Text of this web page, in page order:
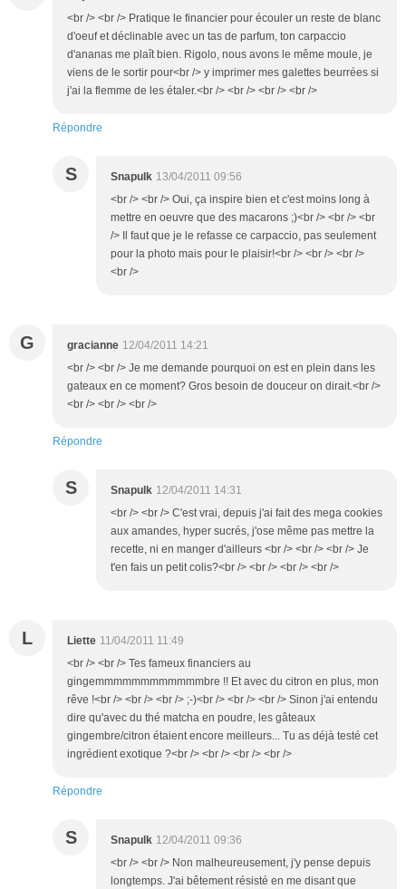
<br /> <br /> Pratique le financier pour écouler un reste de blanc
d'oeuf et déclinable avec un tas de parfum, ton carpaccio
d'ananas me plaît bien. Rigolo, nous avons le même moule, je
viens de le sortir pour<br /> y imprimer mes galettes beurrées si
j'ai la flemme de les étaler.<br /> <br /> <br /> <br />
Répondre
S Snapulk 13/04/2011 09:56
<br /> <br /> Oui, ça inspire bien et c'est moins long à
mettre en oeuvre que des macarons ;)<br /> <br /> <br
/> Il faut que je le refasse ce carpaccio, pas seulement
pour la photo mais pour le plaisir!<br /> <br /> <br />
<br />
G gracianne 12/04/2011 14:21
<br /> <br /> Je me demande pourquoi on est en plein dans les
gateaux en ce moment? Gros besoin de douceur on dirait.<br />
<br /> <br /> <br />
Répondre
S Snapulk 12/04/2011 14:31
<br /> <br /> C'est vrai, depuis j'ai fait des mega cookies
aux amandes, hyper sucrés, j'ose même pas mettre la
recette, ni en manger d'ailleurs <br /> <br /> <br /> Je
t'en fais un petit colis?<br /> <br /> <br /> <br />
L Liette 11/04/2011 11:49
<br /> <br /> Tes fameux financiers au
gingemmmmmmmmmmmmbre !! Et avec du citron en plus, mon
rêve !<br /> <br /> <br /> ;-)<br /> <br /> <br /> Sinon j'ai entendu
dire qu'avec du thé matcha en poudre, les gâteaux
gingembre/citron étaient encore meilleurs... Tu as déjà testé cet
ingrédient exotique ?<br /> <br /> <br /> <br />
Répondre
S Snapulk 12/04/2011 09:36
<br /> <br /> Non malheureusement, j'y pense depuis
longtemps. J'ai bêtement résisté en me disant que